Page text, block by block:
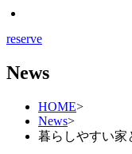
reserve
News
HOME>
News>
暮らしやすい家